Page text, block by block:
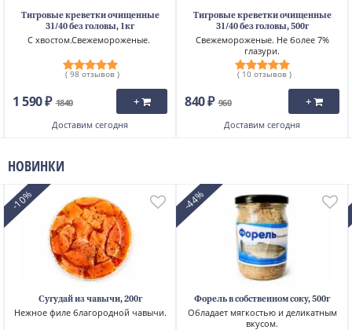
Тигровые креветки очищенные
31/40 без головы, 1кг
С хвостом.Свежемороженые.
( 98 отзывов )
1 590 ₽ 1840 +
Доставим сегодня
Тигровые креветки очищенные
31/40 без головы, 500г
Свежемороженые. Не более 7%
глазури.
( 10 отзывов )
840 ₽ 960 +
Доставим сегодня
НОВИНКИ
-10%
Сугудай из чавычи, 200г
Нежное филе благородной чавычи.
-44%
Форель в собственном соку, 500г
Обладает мягкостью и деликатным
вкусом.